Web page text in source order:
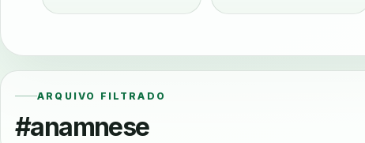
ARQUIVO FILTRADO
#anamnese